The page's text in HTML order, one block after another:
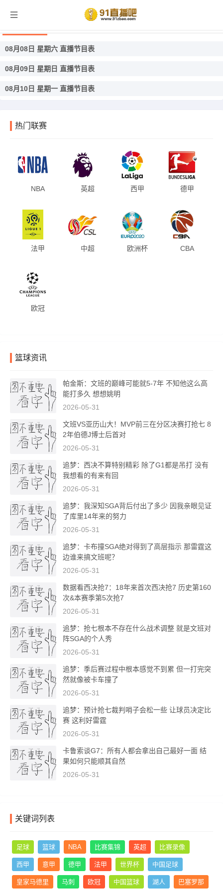
08月08日 星期六 直播节目表
08月09日 星期日 直播节目表
08月10日 星期一 直播节目表
热门联赛
NBA 英超 西甲 德甲
法甲 中超 欧洲杯 CBA
欧冠
篮球资讯
帕金斯：文班的巅峰可能就5-7年 不知他这么高
能打多久 想想姚明
2026-05-31
文班VS亚历山大！MVP前三在分区决赛打抢七 8
2年伯德J博士后首对
2026-05-31
追梦：西决不算特别精彩 除了G1都是吊打 没有
我想看的有来有回
2026-05-31
追梦：我深知SGA背后付出了多少 因我亲眼见证
了库里14年来的努力
2026-05-31
追梦：卡布撞SGA绝对得到了高层指示 那雷霆这
边谁来搞文班呢？
2026-05-31
数据看西决抢7：18年来首次西决抢7 历史第160
次&本赛季第5次抢7
2026-05-31
追梦：抢七根本不存在什么战术调整 就是文班对
阵SGA的个人秀
2026-05-31
追梦：季后赛过程中根本感觉不到累 但一打完突
然就像被卡车撞了
2026-05-31
追梦：预计抢七裁判哨子会松一些 让球员决定比
赛 这利好雷霆
2026-05-31
卡鲁索谈G7：所有人都会拿出自己最好一面 结
果如何只能顺其自然
2026-05-31
关键词列表
足球 篮球 NBA 比赛集锦 英超 比赛录像
西甲 意甲 德甲 法甲 世界杯 中国足球
皇家马德里 马刺 欧冠 中国篮球 湖人 巴塞罗那